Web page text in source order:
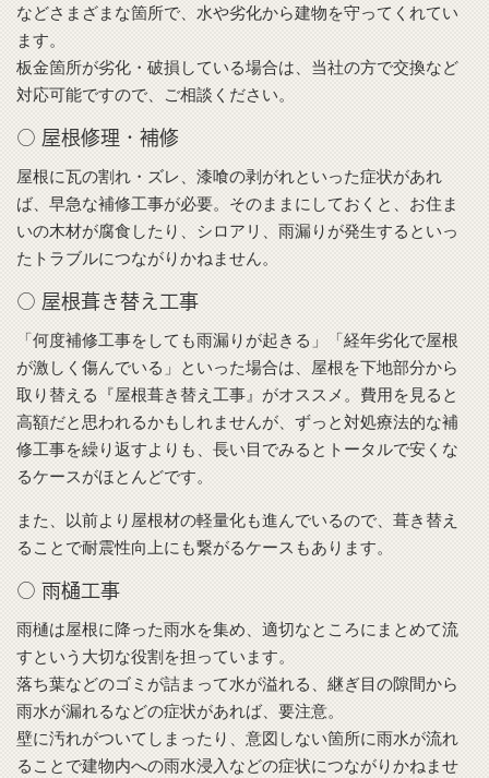
などさまざまな箇所で、水や劣化から建物を守ってくれてい
ます。
板金箇所が劣化・破損している場合は、当社の方で交換など
対応可能ですので、ご相談ください。
○ 屋根修理・補修
屋根に瓦の割れ・ズレ、漆喰の剥がれといった症状があれ
ば、早急な補修工事が必要。そのままにしておくと、お住ま
いの木材が腐食したり、シロアリ、雨漏りが発生するといっ
たトラブルにつながりかねません。
○ 屋根葺き替え工事
「何度補修工事をしても雨漏りが起きる」「経年劣化で屋根
が激しく傷んでいる」といった場合は、屋根を下地部分から
取り替える『屋根葺き替え工事』がオススメ。費用を見ると
高額だと思われるかもしれませんが、ずっと対処療法的な補
修工事を繰り返すよりも、長い目でみるとトータルで安くな
るケースがほとんどです。
また、以前より屋根材の軽量化も進んでいるので、葺き替え
ることで耐震性向上にも繋がるケースもあります。
○ 雨樋工事
雨樋は屋根に降った雨水を集め、適切なところにまとめて流
すという大切な役割を担っています。
落ち葉などのゴミが詰まって水が溢れる、継ぎ目の隙間から
雨水が漏れるなどの症状があれば、要注意。
壁に汚れがついてしまったり、意図しない箇所に雨水が流れ
ることで建物内への雨水浸入などの症状につながりかねませ